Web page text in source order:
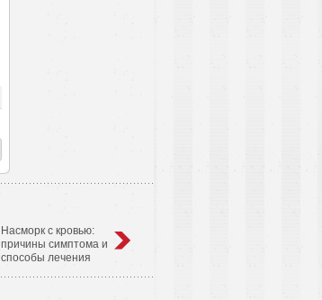
Насморк с кровью:
причины симптома и
способы лечения